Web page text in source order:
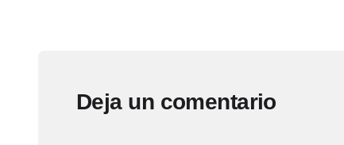
Deja un comentario